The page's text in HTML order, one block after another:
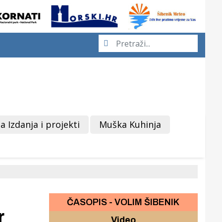
Izdanja i projekti Muška Kuhinja
ČASOPIS - VOLIM ŠIBENIK
Video